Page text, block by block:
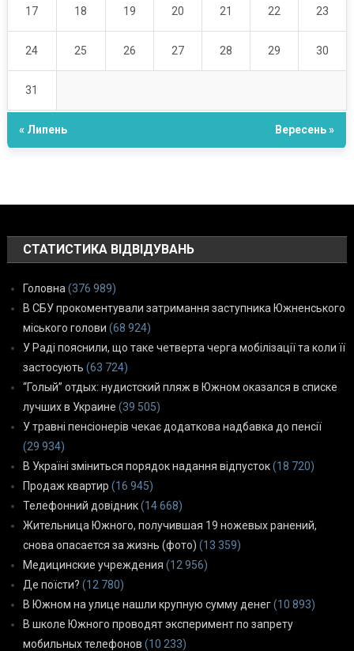
17 18 19 20 21 22 23
24 25 26 27 28 29 30
31
« Липень Вересень »
СТАТИСТИКА ВІДВІДУВАНЬ
Головна (376 989)
В СБУ прокоментували затримання заступника Южненського
міського голови (68 924)
У Раді пояснили, що таке четверта черга мобілізації та коли її
застосують (63 724)
“Голый” отдых: нудистский пляж в Южном оказался в списке
лучших в Украине (39 505)
У травні пенсіонерів чекає додаткова надбавка до пенсії
(29 934)
В Україні зміниться порядок надання відпусток(18 720)
Продаж квартир (16 945)
Телефонний довідник(14 668)
Жительница Южного, получившая 19 ножевых ранений,
снова опасается за жизнь (фото) (13 359)
Медицинские учреждения (12 956)
Де поїсти? (12 780)
В Южном на улице нашли крупную сумму денег(10 893)
В школе Южного проводят эксперимент по запрету
мобильных телефонов (10 233)